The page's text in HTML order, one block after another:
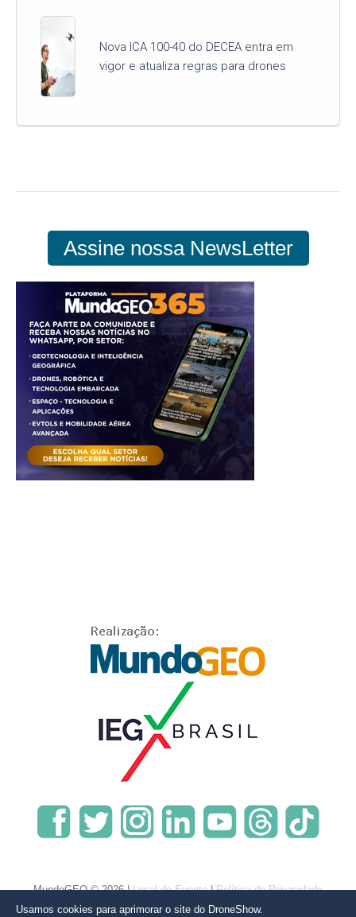
Nova ICA 100-40 do DECEA entra em
vigor e atualiza regras para drones
Assine nossa NewsLetter
MundoGEO © 2026 |Local do Evento|Política de Privacidade
Usamos cookies para aprimorar o site do DroneShow.